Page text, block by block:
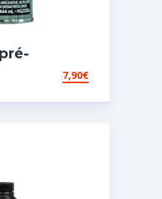
7,90€